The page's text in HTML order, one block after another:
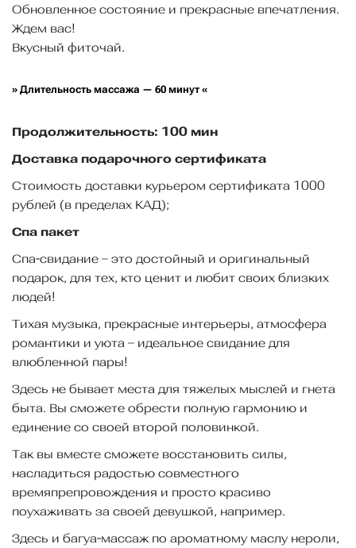
Обновленное состояние и прекрасные впечатления.
Ждем вас!
Вкусный фиточай.
» Длительность массажа — 60 минут «
Продолжительность: 100 мин
Доставка подарочного сертификата
Стоимость доставки курьером сертификата 1000
рублей (в пределах КАД);
Спа пакет
Спа-свидание – это достойный и оригинальный
подарок, для тех, кто ценит и любит своих близких
людей!
Тихая музыка, прекрасные интерьеры, атмосфера
романтики и уюта – идеальное свидание для
влюбленной пары!
Здесь не бывает места для тяжелых мыслей и гнета
быта. Вы сможете обрести полную гармонию и
единение со своей второй половинкой.
Так вы вместе сможете восстановить силы,
насладиться радостью совместного
времяпрепровождения и просто красиво
поухаживать за своей девушкой, например.
Здесь и багуа-массаж по ароматному маслу нероли,